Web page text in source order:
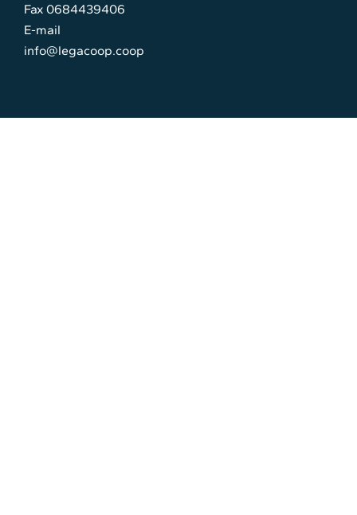
Fax 0684439406
E-mail
info@legacoop.coop